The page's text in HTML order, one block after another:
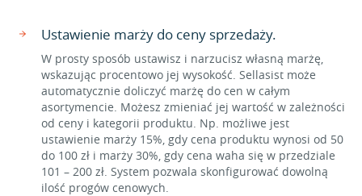
Ustawienie marży do ceny sprzedaży.
W prosty sposób ustawisz i narzucisz własną marżę,
wskazując procentowo jej wysokość. Sellasist może
automatycznie doliczyć marżę do cen w całym
asortymencie. Możesz zmieniać jej wartość w zależności
od ceny i kategorii produktu. Np. możliwe jest
ustawienie marży 15%, gdy cena produktu wynosi od 50
do 100 zł i marży 30%, gdy cena waha się w przedziale
101 – 200 zł. System pozwala skonfigurować dowolną
ilość progów cenowych.